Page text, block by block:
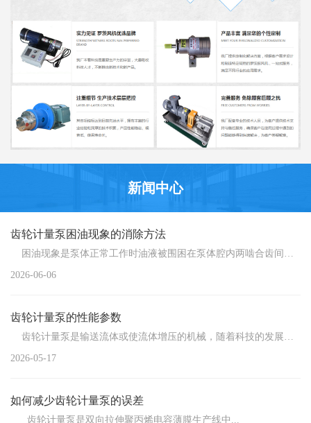
新闻中心
齿轮计量泵困油现象的消除方法
2026-06-06
齿轮计量泵的性能参数
2026-05-17
如何减少齿轮计量泵的误差
齿轮计量泵是双向拉伸聚丙烯电容薄膜生产线中...